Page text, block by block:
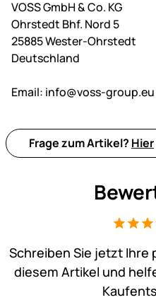
VOSS GmbH & Co. KG
Ohrstedt Bhf. Nord 5
25885 Wester-Ohrstedt
Deutschland
Email: info@voss-group.eu
Frage zum Artikel? Hier
12
Schreiben Sie jetzt Ihre
diesem Artikel und